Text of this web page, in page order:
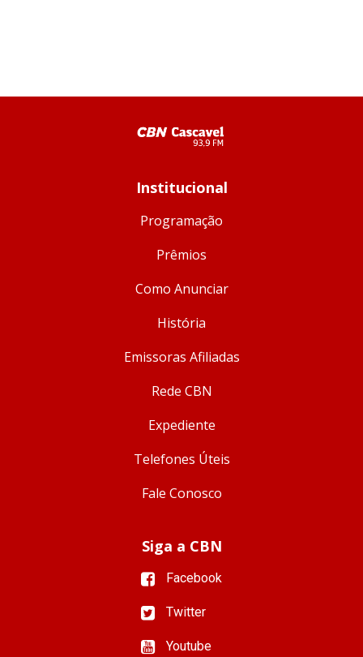
Institucional
Programação
Prêmios
Como Anunciar
História
Emissoras Afiliadas
Rede CBN
Expediente
Telefones Úteis
Fale Conosco
Siga a CBN
Facebook
Twitter
Youtube